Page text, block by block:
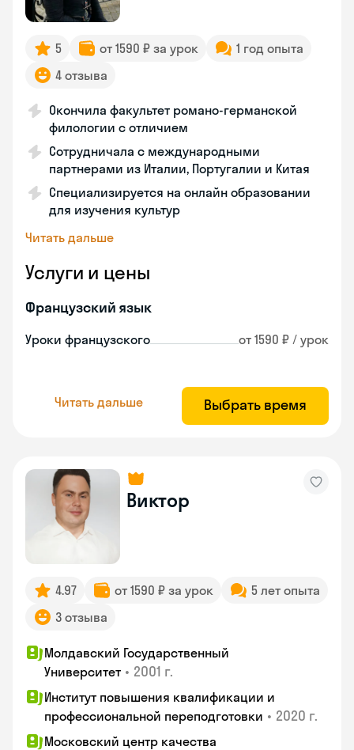
5 от 1590 ₽ за урок
1 год опыта
4 отзыва
Окончила факультет романо-германской
филологии с отличием
Сотрудничала с международными
партнерами из Италии, Португалии и Китая
Специализируется на онлайн образовании
для изучения культур
Читать дальше
Услуги и цены
Французский язык
Уроки французского от 1590 ₽ / урок
Читать дальше Выбрать время
Виктор
4.97 от 1590 ₽ за урок
5 лет опыта
3 отзыва
Молдавский Государственный
Университет • 2001 г.
Институт повышения квалификации и
профессиональной переподготовки • 2020 г.
Московский центр качества